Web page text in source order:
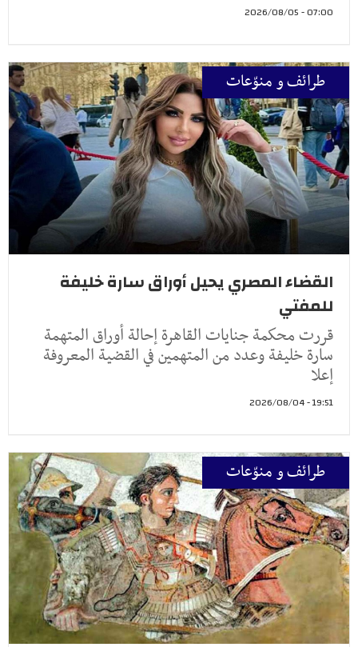
07:00 - 2026/08/05
طرائف و منوّعات
القضاء المصري يحيل أوراق سارة خليفة
للمفتي
قررت محكمة جنايات القاهرة إحالة أوراق المتهمة
سارة خليفة وعدد من المتهمين في القضية المعروفة
إعلا
19:51 - 2026/08/04
طرائف و منوّعات